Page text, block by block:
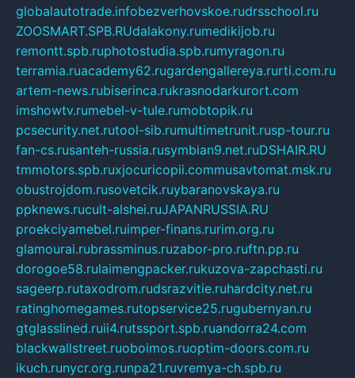
globalautotrade.infobezverhovskoe.rudrsschool.ru
ZOOSMART.SPB.RUdalakony.rumedikijob.ru
remontt.spb.ruphotostudia.spb.rumyragon.ru
terramia.ruacademy62.rugardengallereya.rurti.com.ru
artem-news.rubiserinca.rukrasnodarkurort.com
imshowtv.rumebel-v-tule.rumobtopik.ru
pcsecurity.net.rutool-sib.rumultimetrunit.rusp-tour.ru
fan-cs.rusanteh-russia.rusymbian9.net.ruDSHAIR.RU
tmmotors.spb.ruxjocuricopii.commusavtomat.msk.ru
obustrojdom.rusovetcik.ruybaranovskaya.ru
ppknews.rucult-alshei.ruJAPANRUSSIA.RU
proekciyamebel.ruimper-finans.rurim.org.ru
glamourai.rubrassminus.ruzabor-pro.ruftn.pp.ru
dorogoe58.rulaimengpacker.rukuzova-zapchasti.ru
sageerp.rutaxodrom.rudsrazvitie.ruhardcity.net.ru
ratinghomegames.rutopservice25.rugubernyan.ru
gtglasslined.ruii4.rutssport.spb.ruandorra24.com
blackwallstreet.ruoboimos.ruoptim-doors.com.ru
ikuch.runycr.org.runpa21.ruvremya-ch.spb.ru